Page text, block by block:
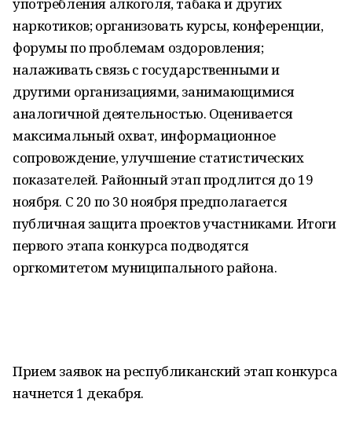
наркотиков; организовать курсы, конференции,
форумы по проблемам оздоровления;
налаживать связь с государственными и
другими организациями, занимающимися
аналогичной деятельностью. Оценивается
максимальный охват, информационное
сопровождение, улучшение статистических
показателей. Районный этап продлится до 19
ноября. С 20 по 30 ноября предполагается
публичная защита проектов участниками. Итоги
первого этапа конкурса подводятся
оргкомитетом муниципального района.
Прием заявок на республиканский этап конкурса
начнется 1 декабря.